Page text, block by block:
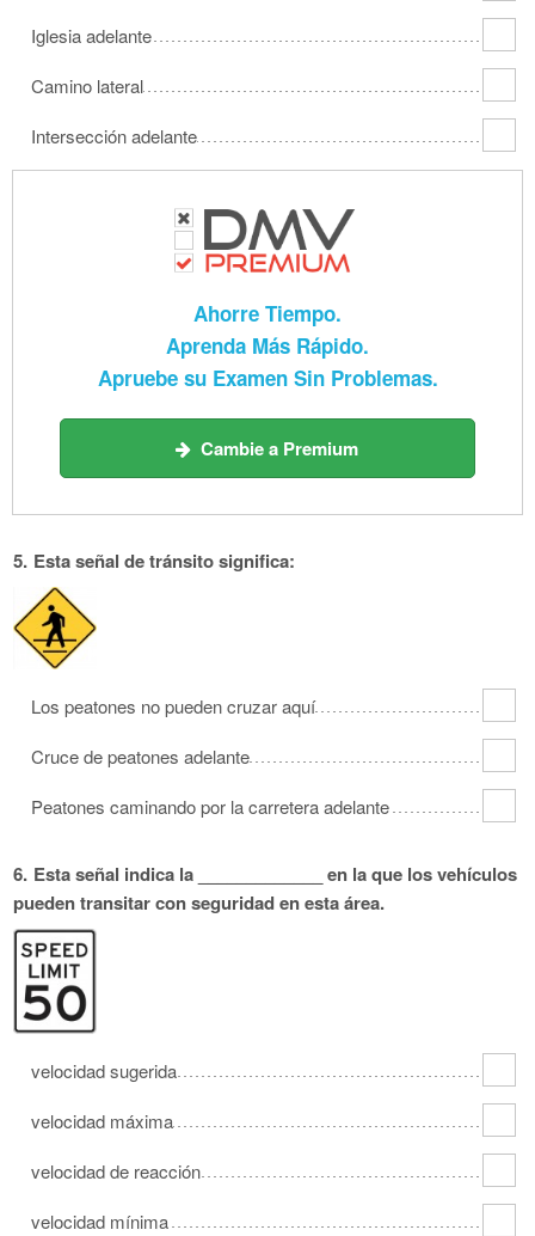
Iglesia adelante
Camino lateral
Intersección adelante
Ahorre Tiempo.
Aprenda Más Rápido.
Apruebe su Examen Sin Problemas.
Cambie a Premium
5. Esta señal de tránsito significa:
Los peatones no pueden cruzar aquí
Cruce de peatones adelante
Peatones caminando por la carretera adelante
6. Esta señal indica la _____________ en la que los vehículos
pueden transitar con seguridad en esta área.
velocidad sugerida
velocidad máxima
velocidad de reacción
velocidad mínima